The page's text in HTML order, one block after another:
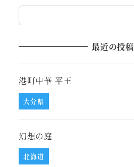
最近の投稿
港町中華 平王
大分県
幻想の庭
北海道